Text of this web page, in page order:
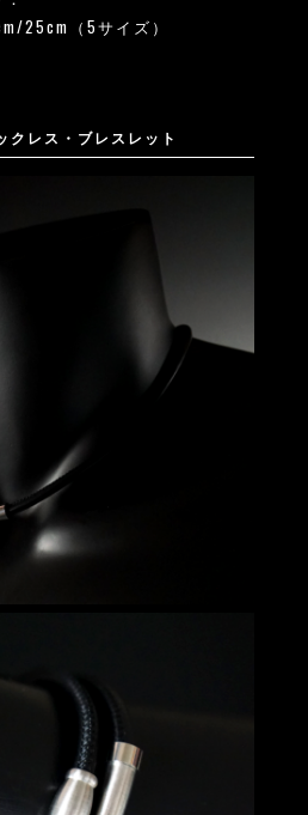
25cm（5サイズ）
クレス・ブレスレット